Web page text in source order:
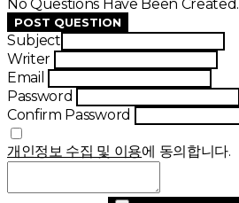
No Questions Have Been Created.
POST QUESTION
Subject
Writer
Email
Password
Confirm Password
개인정보 수집 및 이용에 동의합니다.